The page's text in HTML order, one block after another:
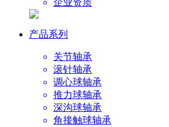
企业资质
产品系列
关节轴承
滚针轴承
调心球轴承
推力球轴承
深沟球轴承
角接触球轴承